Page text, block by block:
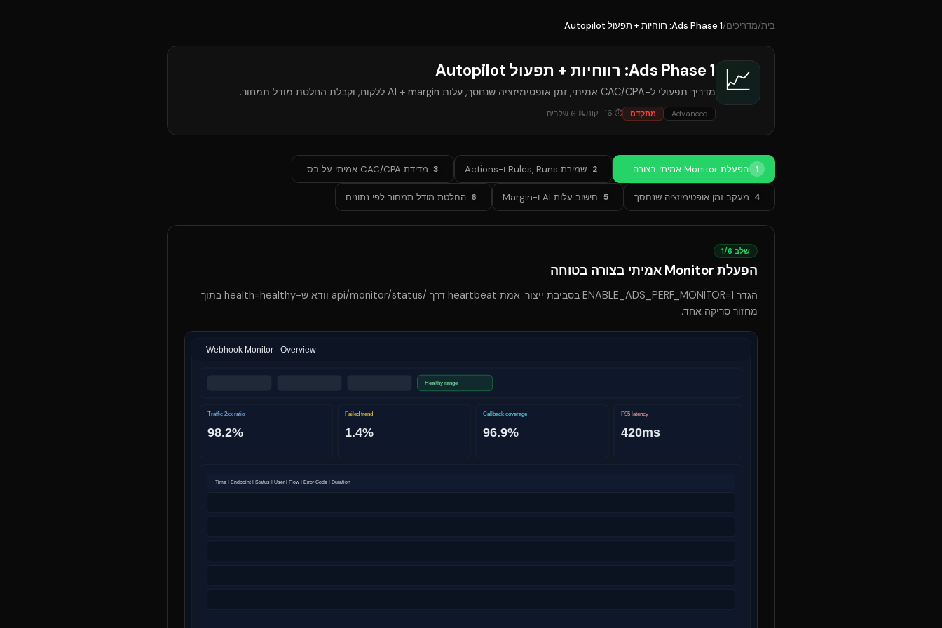
בית/מדריכים/Ads Phase 1: רווחיות + תפעול Autopilot
📈 Ads Phase 1: רווחיות + תפעול Autopilot
מדריך תפעולי ל-CAC/CPA אמיתי, זמן אופטימיזציה שנחסך, עלות AI + margin ללקוח, וקבלת החלטת מודל תמחור.
Advanced מתקדם ⏱
16 דקות📝
6 שלבים
1 הפעלת Monitor אמיתי בצורה בטוחה 2 שמירת Rules, Runs ו-Actions 3 מדידת CAC/CPA אמיתי על בסיס יומי
4 מעקב זמן אופטימיזציה שנחסך 5 חישוב עלות AI ו-Margin 6 החלטת מודל תמחור לפי נתונים
שלב 1/6
הפעלת Monitor אמיתי בצורה בטוחה
הגדר ENABLE_ADS_PERF_MONITOR=1 בסביבת ייצור. אמת heartbeat דרך /api/monitor/status וודא ש-health=healthy בתוך
מחזור סריקה אחד.